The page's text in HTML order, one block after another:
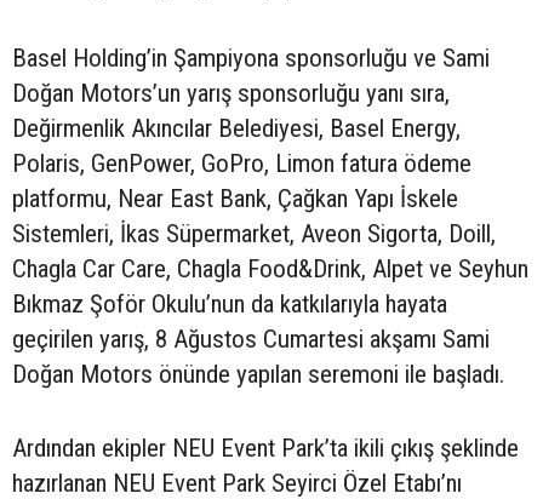
Basel Holding’in Şampiyona sponsorluğu ve Sami
Doğan Motors’un yarış sponsorluğu yanı sıra,
Değirmenlik Akıncılar Belediyesi, Basel Energy,
Polaris, GenPower, GoPro, Limon fatura ödeme
platformu, Near East Bank, Çağkan Yapı İskele
Sistemleri, İkas Süpermarket, Aveon Sigorta, Doill,
Chagla Car Care, Chagla Food&Drink, Alpet ve Seyhun
Bıkmaz Şoför Okulu’nun da katkılarıyla hayata
geçirilen yarış, 8 Ağustos Cumartesi akşamı Sami
Doğan Motors önünde yapılan seremoni ile başladı.
Ardından ekipler NEU Event Park’ta ikili çıkış şeklinde
hazırlanan NEU Event Park Seyirci Özel Etabı’nı